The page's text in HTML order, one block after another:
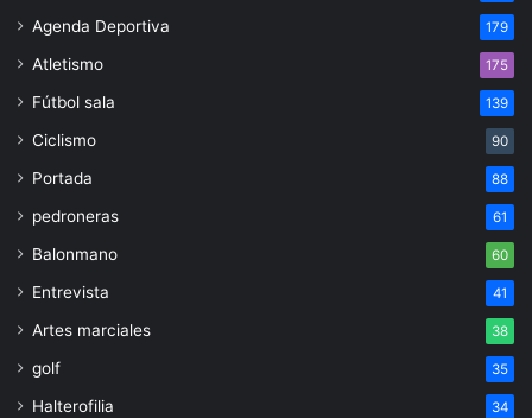
Agenda Deportiva 179
Atletismo 175
Fútbol sala 139
Ciclismo 90
Portada 88
pedroneras 61
Balonmano 60
Entrevista 41
Artes marciales 38
golf 35
Halterofilia 34